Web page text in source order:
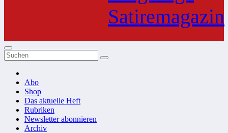
Satiremagazin
Abo
Shop
Das aktuelle Heft
Rubriken
Newsletter abonnieren
Archiv